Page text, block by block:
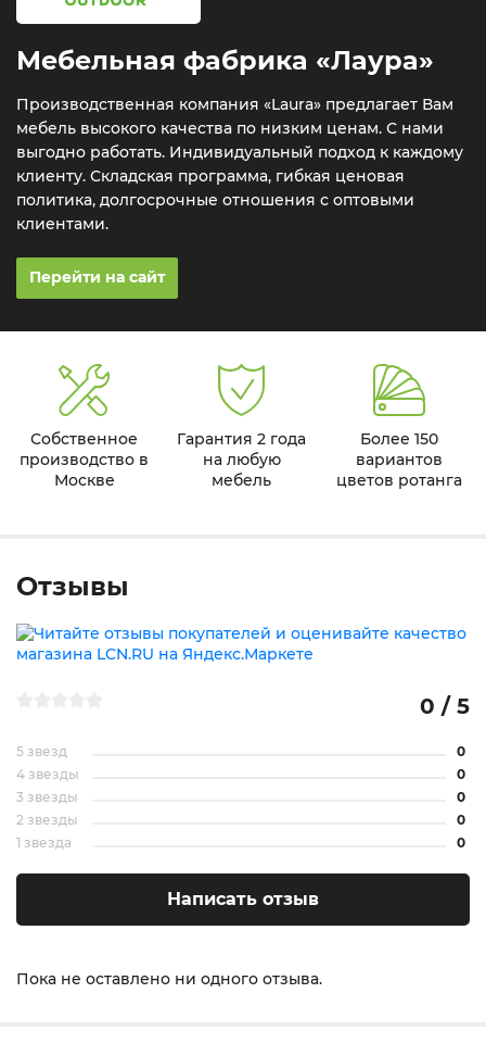
Мебельная фабрика «Лаура»
Производственная компания «Laura» предлагает Вам
мебель высокого качества по низким ценам. С нами
выгодно работать. Индивидуальный подход к каждому
клиенту. Складская программа, гибкая ценовая
политика, долгосрочные отношения с оптовыми
клиентами.
Перейти на сайт
Собственное
производство в
Москве
Гарантия 2 года
на любую
мебель
Более 150
вариантов
цветов ротанга
Отзывы
Пока не оставлено ни одного отзыва.
0 / 5
5 звезд
0
4 звезды
0
3 звезды
0
2 звезды
0
1 звезда
0
Написать отзыв